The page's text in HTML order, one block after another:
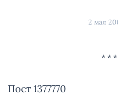
2 мая
Пост 1377770